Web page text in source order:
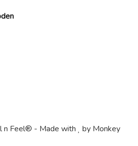
n Feel® - Made with
by Monkey